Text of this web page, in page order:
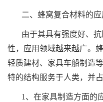
二、蜂窝复合材料的应
由于其具有强度好、
性，应用领域越来越广。
轻质建材、家具车船制造
特的结构服务于人类，并
1、在家具制造方面的